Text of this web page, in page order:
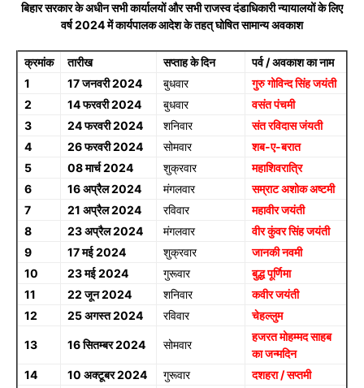
बिहार सरकार के अधीन सभी कार्यालयों और सभी राजस्व दंडाधिकारी न्यायालयों के लिए
वर्ष 2024 में कार्यपालक आदेश के तहत्‌ घोषित सामान्य अवकाश
क्रमांक तारीख सप्ताह के दिन
पर्व / अवकाश का नाम
1
17 जनवरी 2024 बुधवार
गुरु गोविन्द सिंह जयंती
2
14 फरवरी 2024 बुधवार
वसंत पंचमी
3
24 फरवरी 2024 शनिवार
संत रविदास जंयती
4
26 फरवरी 2024 सोमवार
शब-ए-बरात
5
08 मार्च 2024 शुक्रवार
महाशिवरात्रि
6
16 अप्रैल 2024 मंगलवार
सम्राट अशोक अष्टमी
7
21 अप्रैल 2024 रविवार
महावीर जयंती
8
23 अप्रैल 2024 मंगलवार
वीर कुंवर सिंह जयंती
9
17 मई 2024 शुक्रवार
जानकी नवमी
10
23 मई 2024 गुरूवार
बुद्ध पूर्णिमा
11
22 जून 2024 शनिवार
कवीर जयंती
12
25 अगस्त 2024 रविवार चेहल्लुम
13 16 सितम्बर 2024 सोमवार
हजरत मोहम्मद साहब
का जन्मदिन
14
10 अक्टूबर 2024 गुरूवार दशहरा / सप्तमी